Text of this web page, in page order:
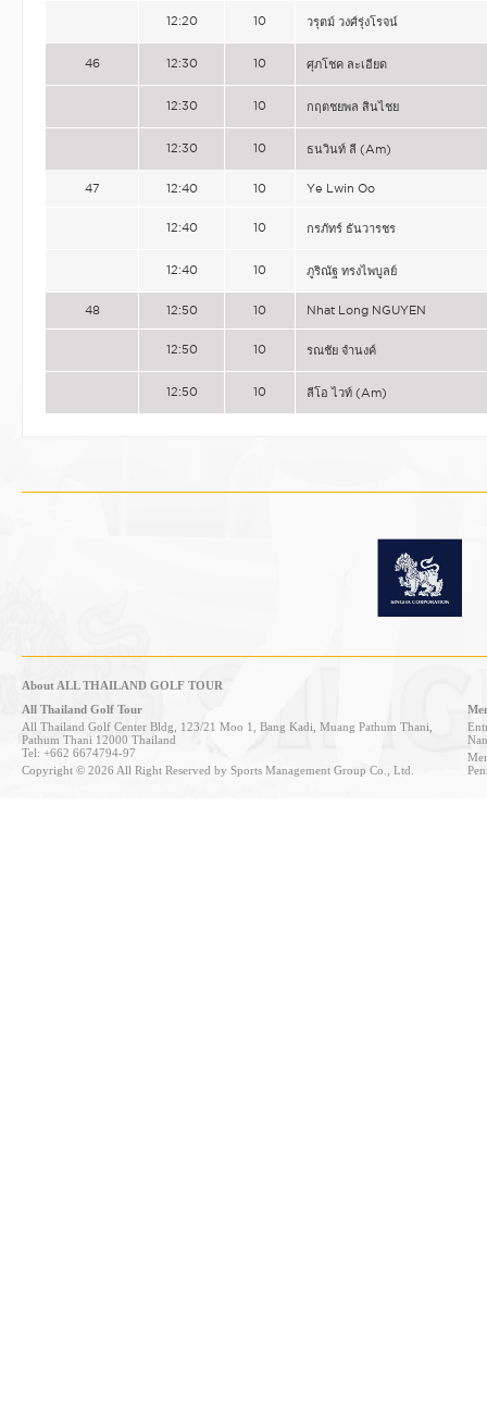
12:20 10 วรุตม์ วงศ์รุ่งโรจน์
46 12:30 10 ศุภโชค ละเอียด
12:30 10 กฤตชยพล สินไชย
12:30 10 ธนวินท์ ลี (Am)
47 12:40 10 Ye Lwin Oo
12:40 10 กรภัทร์ ธันวารชร
12:40 10 ภูริณัฐ ทรงไพบูลย์
48 12:50 10 Nhat Long NGUYEN
12:50 10 รณชัย จำนงค์
12:50 10 ลีโอ ไวท์ (Am)
About ALL THAILAND GOLF TOUR
All Thailand Golf Tour
All Thailand Golf Center Bldg, 123/21 Moo 1, Bang Kadi, Muang Pathum Thani,
Pathum Thani 12000 Thailand
Tel: +662 6674794-97
Copyright © 2026 All Right Reserved by Sports Management Group Co., Ltd.